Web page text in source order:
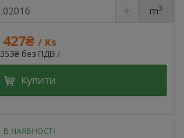
427₴ / Ks
353₴ без ПДВ /
m3
Купити
В НАЯВНОСТІ